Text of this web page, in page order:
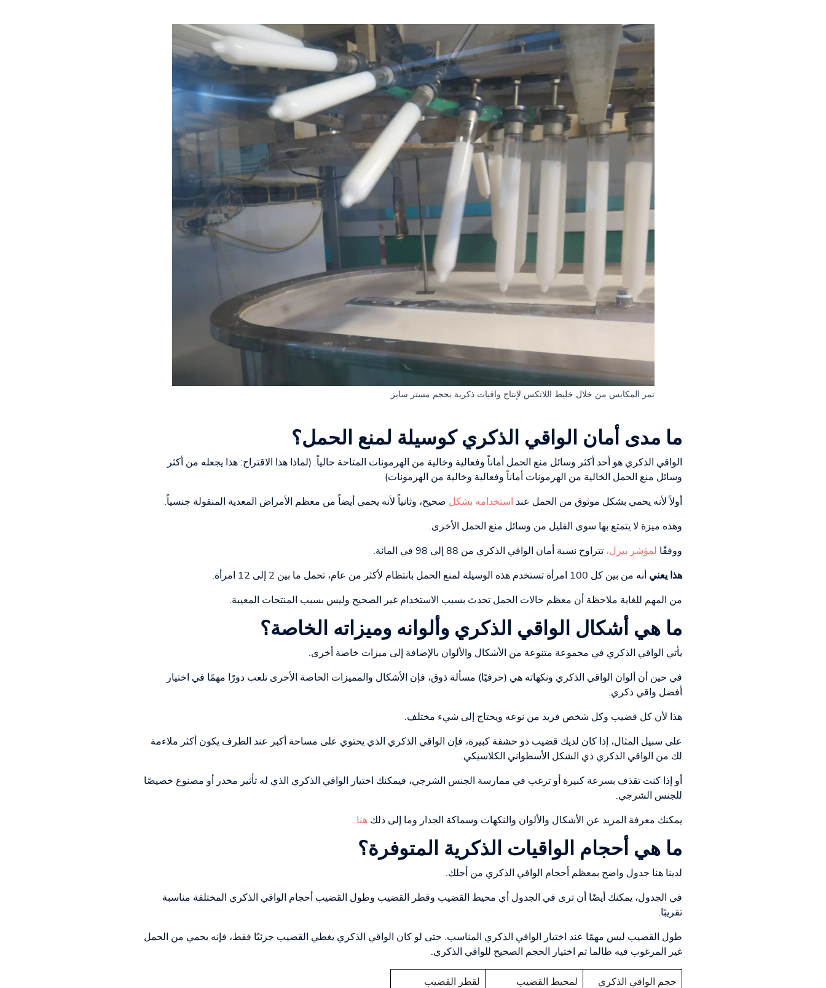
تمر المكابس من خلال خليط اللاتكس لإنتاج واقيات ذكرية بحجم مستر سايز
ما مدى أمان الواقي الذكري كوسيلة لمنع الحمل؟
الواقي الذكري هو أحد أكثر وسائل منع الحمل أماناً وفعالية وخالية من الهرمونات المتاحة حالياً. (لماذا هذا الاقتراح: هذا يجعله من أكثر
وسائل منع الحمل الخالية من الهرمونات أماناً وفعالية وخالية من الهرمونات)
أولاً لأنه يحمي بشكل موثوق من الحمل عند استخدامه بشكل صحيح، وثانياً لأنه يحمي أيضاً من معظم الأمراض المعدية المنقولة جنسياً.
وهذه ميزة لا يتمتع بها سوى القليل من وسائل منع الحمل الأخرى.
ووفقًا لمؤشر بيرل، تتراوح نسبة أمان الواقي الذكري من 88 إلى 98 في المائة.
هذا يعني أنه من بين كل 100 امرأة تستخدم هذه الوسيلة لمنع الحمل بانتظام لأكثر من عام، تحمل ما بين 2 إلى 12 امرأة.
من المهم للغاية ملاحظة أن معظم حالات الحمل تحدث بسبب الاستخدام غير الصحيح وليس بسبب المنتجات المعيبة.
ما هي أشكال الواقي الذكري وألوانه وميزاته الخاصة؟
يأتي الواقي الذكري في مجموعة متنوعة من الأشكال والألوان بالإضافة إلى ميزات خاصة أخرى.
في حين أن ألوان الواقي الذكري ونكهاته هي (حرفيًا) مسألة ذوق، فإن الأشكال والمميزات الخاصة الأخرى تلعب دورًا مهمًا في اختيار
أفضل واقي ذكري.
هذا لأن كل قضيب وكل شخص فريد من نوعه ويحتاج إلى شيء مختلف.
على سبيل المثال، إذا كان لديك قضيب ذو حشفة كبيرة، فإن الواقي الذكري الذي يحتوي على مساحة أكبر عند الطرف يكون أكثر ملاءمة
لك من الواقي الذكري ذي الشكل الأسطواني الكلاسيكي.
أو إذا كنت تقذف بسرعة كبيرة أو ترغب في ممارسة الجنس الشرجي، فيمكنك اختيار الواقي الذكري الذي له تأثير مخدر أو مصنوع خصيصًا
للجنس الشرجي.
يمكنك معرفة المزيد عن الأشكال والألوان والنكهات وسماكة الجدار وما إلى ذلك هنا.
ما هي أحجام الواقيات الذكرية المتوفرة؟
لدينا هنا جدول واضح بمعظم أحجام الواقي الذكري من أجلك.
في الجدول، يمكنك أيضًا أن ترى في الجدول أي محيط القضيب وقطر القضيب وطول القضيب أحجام الواقي الذكري المختلفة مناسبة
تقريبًا.
طول القضيب ليس مهمًا عند اختيار الواقي الذكري المناسب. حتى لو كان الواقي الذكري يغطي القضيب جزئيًا فقط، فإنه يحمي من الحمل
غير المرغوب فيه طالما تم اختيار الحجم الصحيح للواقي الذكري.
حجم الواقي الذكري لمحيط القضيب لقطر القضيب